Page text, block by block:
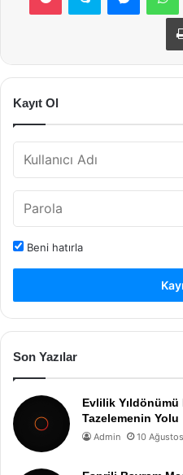
Kayıt Ol
Beni hatırla
Son Yazılar
Evlilik Yıldönümü
Tazelemenin Yolu
Admin 10